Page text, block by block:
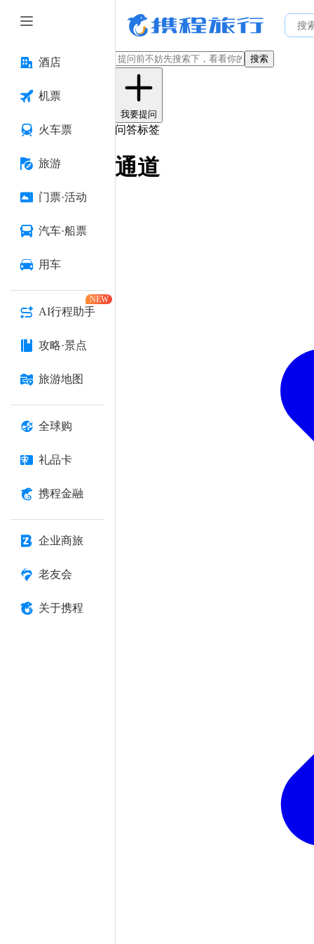
酒店
机票
火车票
旅游
门票·活动
汽车·船票
用车
AI行程助手
NEW
攻略·景点
旅游地图
全球购
礼品卡
携程金融
企业商旅
老友会
关于携程
搜索
我要提问
问答标签
通道